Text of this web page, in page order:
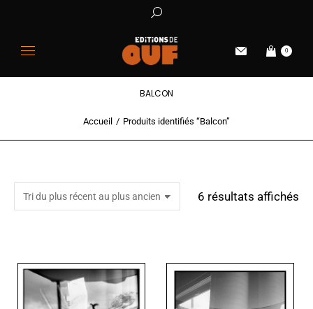
0
BALCON
Vous êtes ici :Accueil Produits identifiés “Balcon”
6 résultats affichés